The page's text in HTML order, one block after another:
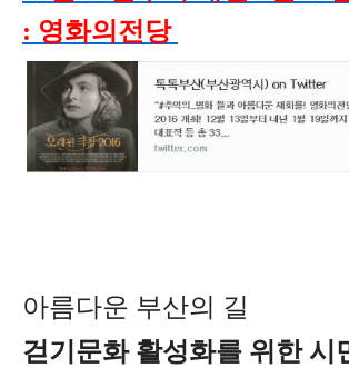
: 영화의전당
아름다운 부산의 길
걷기문화 활성화를 위한 시